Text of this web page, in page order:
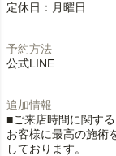
定休日：月曜日
予約方法
公式LINE
追加情報
■ご来店時間に関す
お客様に最高の施術
しております。